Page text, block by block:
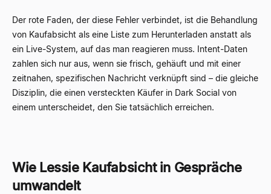
Der rote Faden, der diese Fehler verbindet, ist die Behandlung
von Kaufabsicht als eine Liste zum Herunterladen anstatt als
ein Live-System, auf das man reagieren muss. Intent-Daten
zahlen sich nur aus, wenn sie frisch, gehäuft und mit einer
zeitnahen, spezifischen Nachricht verknüpft sind – die gleiche
Disziplin, die einen versteckten Käufer in Dark Social von
einem unterscheidet, den Sie tatsächlich erreichen.
Wie Lessie Kaufabsicht in Gespräche
umwandelt